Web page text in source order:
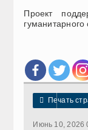
Проект
гуманитарного
 Печать
Июнь 10, 2026